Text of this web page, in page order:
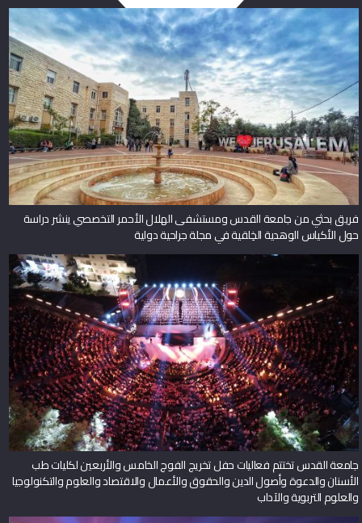
فريق بحثي من جامعة القدس ومستشفى الهلال الأحمر التخصصي ينشر دراسة
حول الأكياس الوهدية الخِلقية في مجلة جراحية دولية
جامعة القدس تختتم فعاليات حفل تخريج الفوج الخامس والأربعين لكليات طب
الأسنان والدعوة وأصول الدين والحقوق والأعمال والاقتصاد والعلوم والتكنولوجيا
والعلوم التربوية والآداب